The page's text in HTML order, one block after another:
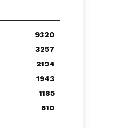
9320
3257
2194
1943
1185
610